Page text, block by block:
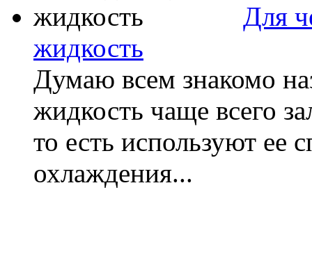
Для
жидкость
Думаю всем знакомо
жидкость чаще всего
то есть используют ее
охлаждения...